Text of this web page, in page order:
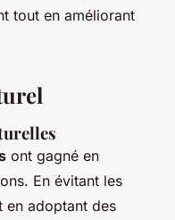
tout en améliorant
ont gagné en
En évitant les
en adoptant des